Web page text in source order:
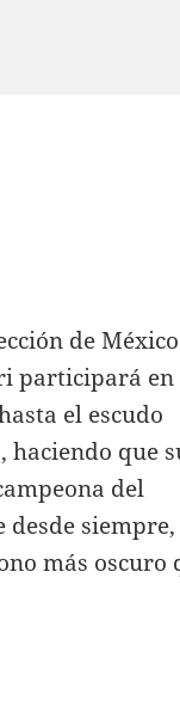
de
participará en
el escudo
que
del
desde siempre,
más oscuro